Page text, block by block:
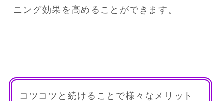
ニング効果を高めることができます。
コツコツと続けることで様々なメリット